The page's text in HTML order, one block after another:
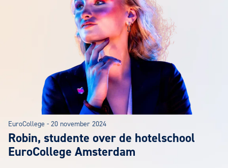
EuroCollege - 20 november 2024
Robin, studente over de hotelschool
EuroCollege Amsterdam